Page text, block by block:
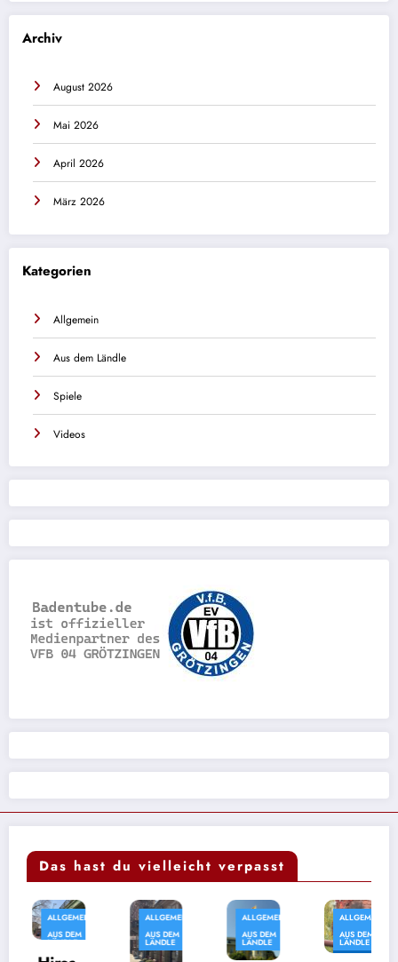
Archiv
August 2026
Mai 2026
April 2026
März 2026
Kategorien
Allgemein
Aus dem Ländle
Spiele
Videos
Das hast du vielleicht verpasst
ALLGEMEIN
AUS DEM
LÄNDLE
ALLGEMEIN
AUS DEM
LÄNDLE
ALLGEMEIN
AUS DEM
LÄNDLE
ALLGEMEIN
AUS DEM
LÄNDLE